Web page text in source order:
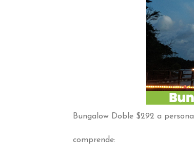
Bungalow Doble $292 a persona
comprende: